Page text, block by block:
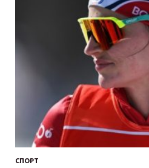
СПОРТ